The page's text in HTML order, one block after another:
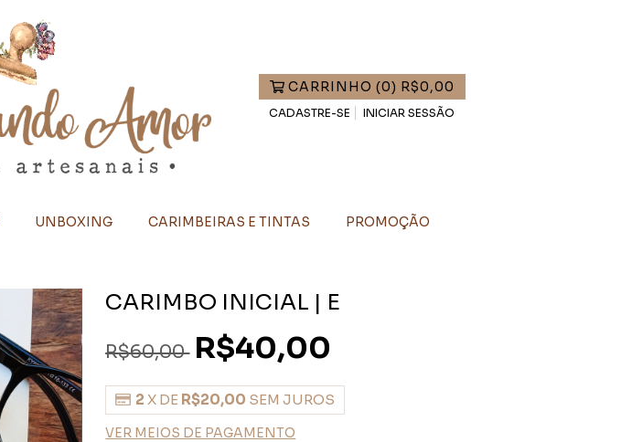
CARRINHO (0) R$0,00
CADASTRE-SE INICIAR SESSÃO
UNBOXING CARIMBEIRAS E TINTAS PROMOÇÃO
CARIMBO INICIAL | E
R$60,00 R$40,00
2 X DE R$20,00 SEM JUROS
VER MEIOS DE PAGAMENTO